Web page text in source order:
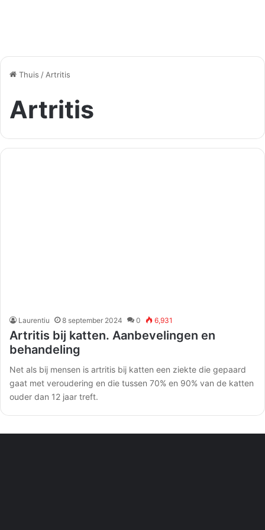
Thuis /Artritis
Artritis
Laurentiu 8 september 2024 0 6,931
Artritis bij katten. Aanbevelingen en
behandeling
Net als bij mensen is artritis bij katten een ziekte die gepaard
gaat met veroudering en die tussen 70% en 90% van de katten
ouder dan 12 jaar treft.